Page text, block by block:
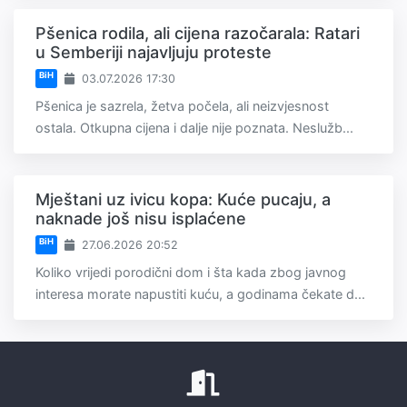
Pšenica rodila, ali cijena razočarala: Ratari
u Semberiji najavljuju proteste
BiH 03.07.2026 17:30
Pšenica je sazrela, žetva počela, ali neizvjesnost
ostala. Otkupna cijena i dalje nije poznata. Neslužb...
Mještani uz ivicu kopa: Kuće pucaju, a
naknade još nisu isplaćene
BiH 27.06.2026 20:52
Koliko vrijedi porodični dom i šta kada zbog javnog
interesa morate napustiti kuću, a godinama čekate d...